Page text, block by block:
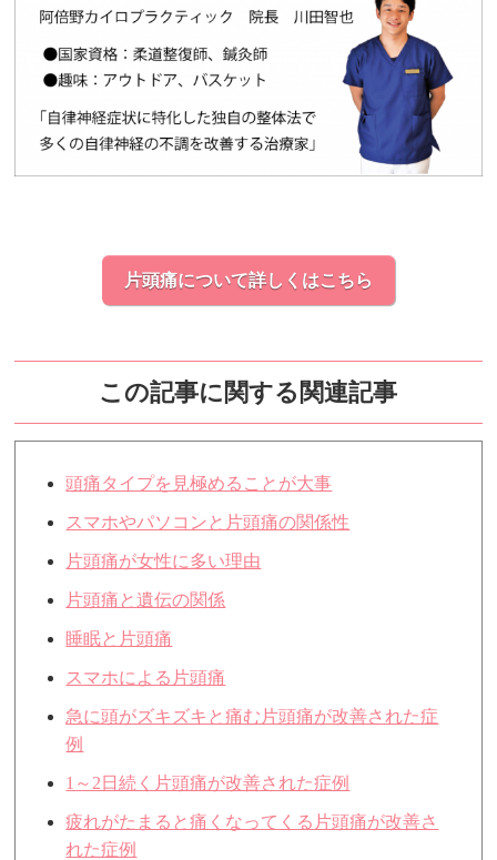
片頭痛について詳しくはこちら
この記事に関する関連記事
頭痛タイプを見極めることが大事
スマホやパソコンと片頭痛の関係性
片頭痛が女性に多い理由
片頭痛と遺伝の関係
睡眠と片頭痛
スマホによる片頭痛
急に頭がズキズキと痛む片頭痛が改善された症
例
1～2日続く片頭痛が改善された症例
疲れがたまると痛くなってくる片頭痛が改善さ
れた症例